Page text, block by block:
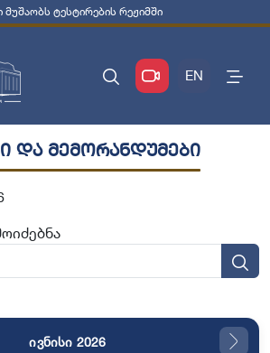
მუშაობს ტესტირების რეჟიმში
EN
და მემორანდუმები
ივნისი 2026